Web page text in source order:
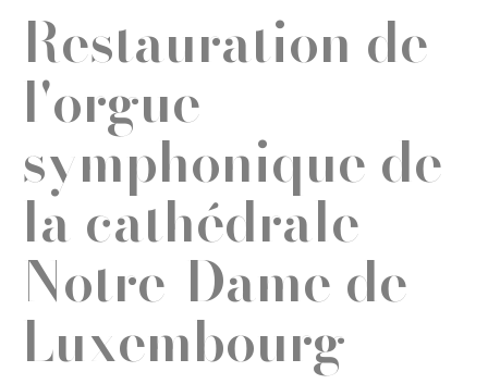
Restauration de
l'orgue
symphonique de
la cathédrale
Notre-Dame de
Luxembourg